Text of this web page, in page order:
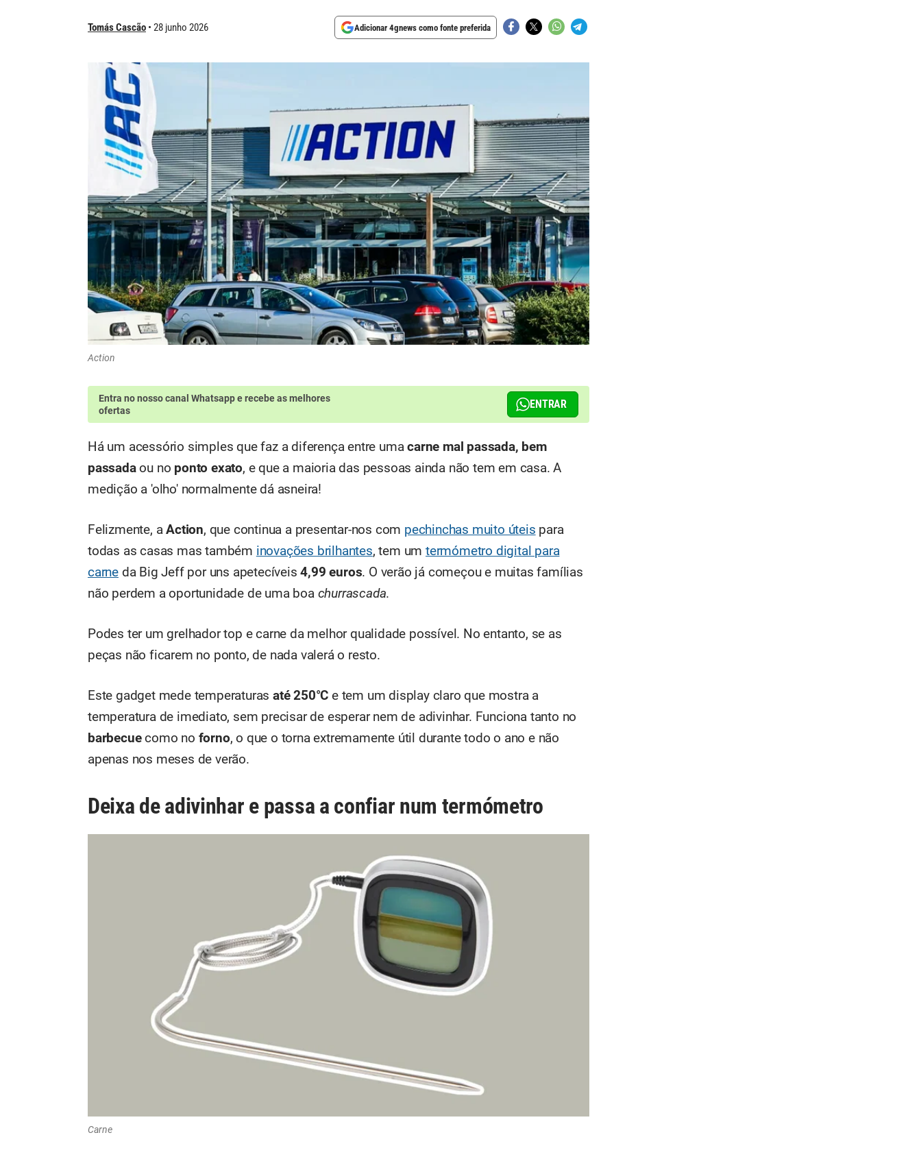
Tomás Cascão 28 junho 2026 Adicionar 4gnews como fonte preferida
Action
Entra no nosso canal Whatsappe recebe as melhores
ofertas
ENTRAR
Há um acessório simples que faz a diferença entre umacarne mal passada, bem
passadaou no ponto exato, e que a maioria das pessoas ainda não tem em casa. A
medição a 'olho' normalmente dá asneira!
Felizmente, aAction, que continua a presentar-nos com pechinchas muito úteis para
todas as casas mas também inovações brilhantes, tem umtermómetro digital para
carne da Big Jeff por uns apetecíveis4,99 euros. O verão já começou e muitas famílias
não perdem a oportunidade de uma boa churrascada.
Podes ter um grelhador top e carne da melhor qualidade possível. No entanto, se as
peças não ficarem no ponto, de nada valerá o resto.
Este gadget mede temperaturas até 250°C e tem um display claro que mostra a
temperatura de imediato, sem precisar de esperar nem de adivinhar. Funciona tanto no
barbecuecomo no forno, o que o torna extremamente útil durante todo o ano e não
apenas nos meses de verão.
Deixa de adivinhar e passa a confiar num termómetro
Carne